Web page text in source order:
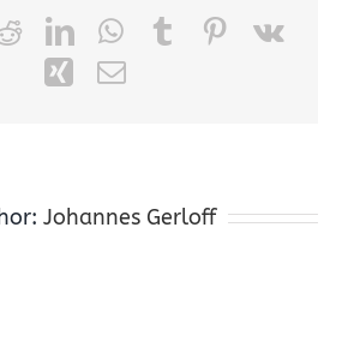
RedditLinkedInWhatsApp
TumblrPinterest
Vk
XingEmail
Johannes Gerloff